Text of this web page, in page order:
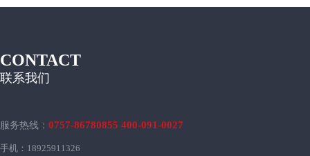
CONTACT
联系我们
服务热线： 0757-86780855 400-091-0027
手机：18925911326